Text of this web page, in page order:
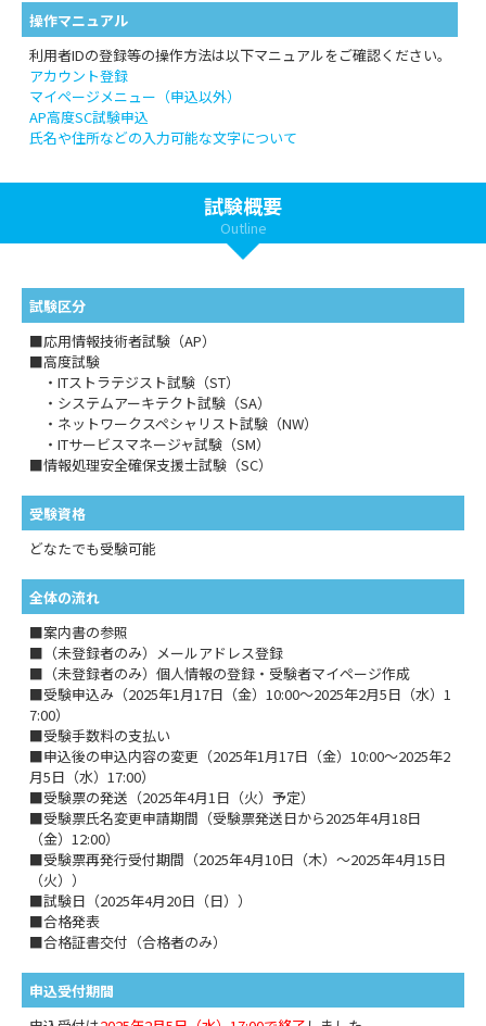
操作マニュアル
利用者IDの登録等の操作方法は以下マニュアルをご確認ください。
アカウント登録
マイページメニュー（申込以外）
AP高度SC試験申込
氏名や住所などの入力可能な文字について
試験概要
Outline
試験区分
■応用情報技術者試験（AP）
■高度試験
・ITストラテジスト試験（ST）
・システムアーキテクト試験（SA）
・ネットワークスペシャリスト試験（NW）
・ITサービスマネージャ試験（SM）
■情報処理安全確保支援士試験（SC）
受験資格
どなたでも受験可能
全体の流れ
■案内書の参照
■（未登録者のみ）メールアドレス登録
■（未登録者のみ）個人情報の登録・受験者マイページ作成
■受験申込み（2025年1月17日（金）10:00～2025年2月5日（水）1
7:00）
■受験手数料の支払い
■申込後の申込内容の変更（2025年1月17日（金）10:00～2025年2
月5日（水）17:00）
■受験票の発送（2025年4月1日（火）予定）
■受験票氏名変更申請期間（受験票発送日から2025年4月18日
（金）12:00）
■受験票再発行受付期間（2025年4月10日（木）～2025年4月15日
（火））
■試験日（2025年4月20日（日））
■合格発表
■合格証書交付（合格者のみ）
申込受付期間